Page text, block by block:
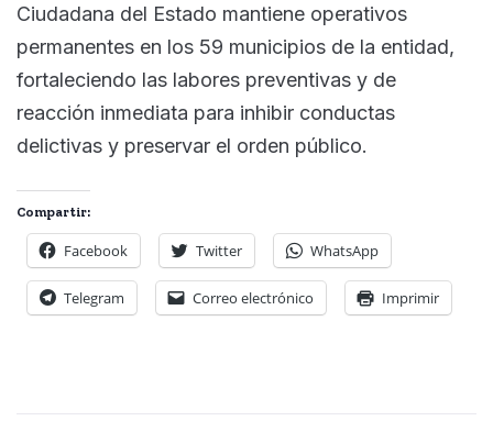
Ciudadana del Estado mantiene operativos
permanentes en los 59 municipios de la entidad,
fortaleciendo las labores preventivas y de
reacción inmediata para inhibir conductas
delictivas y preservar el orden público.
Compartir:
Facebook Twitter WhatsApp
Telegram Correo electrónico Imprimir